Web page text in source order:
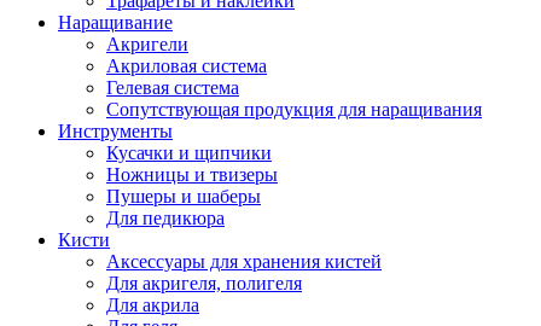
Наращивание
Акригели
Акриловая система
Гелевая система
Сопутствующая продукция для наращивания
Инструменты
Кусачки и щипчики
Ножницы и твизеры
Пушеры и шаберы
Для педикюра
Кисти
Аксессуары для хранения кистей
Для акригеля, полигеля
Для акрила